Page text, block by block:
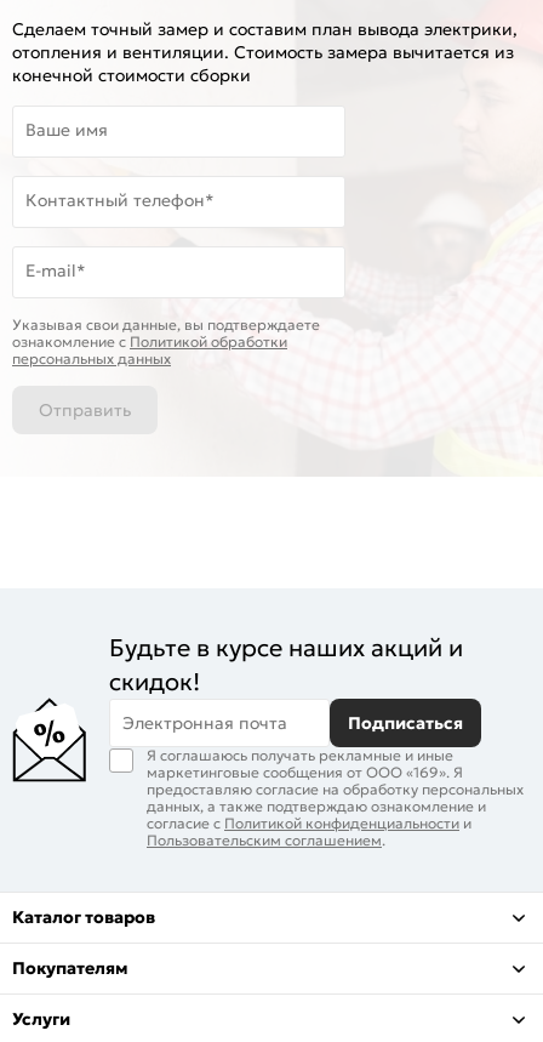
Сделаем точный замер и составим план вывода электрики,
отопления и вентиляции. Стоимость замера вычитается из
конечной стоимости сборки
Ваше имя
Контактный телефон*
E-mail*
Указывая свои данные, вы подтверждаете
ознакомление c Политикой обработки
персональных данных
Отправить
Будьте в курсе наших акций и
скидок!
Электронная почта Подписаться
Я соглашаюсь получать рекламные и иные
маркетинговые сообщения от ООО «169». Я
предоставляю согласие на обработку персональных
данных, а также подтверждаю ознакомление и
согласие с Политикой конфиденциальности и
Пользовательским соглашением.
Каталог товаров
Покупателям
Услуги